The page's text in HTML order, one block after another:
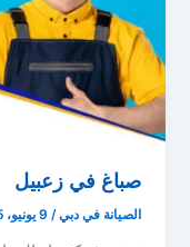
صباغ في زعبيل
الصيانة في دبي/ 9 يونيو، 2025